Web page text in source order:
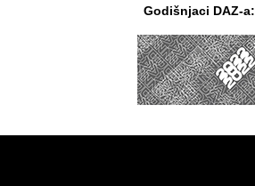
Godišnjaci DAZ-a: